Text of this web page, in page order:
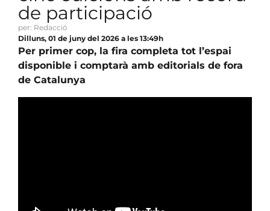
de participació
per: Redacció
Dilluns, 01 de juny del 2026 a les 13:49h
Per primer cop, la fira completa tot l’espai
disponible i comptarà amb editorials de fora
de Catalunya